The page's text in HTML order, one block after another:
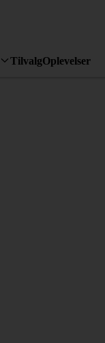
TilvalgOplevelser